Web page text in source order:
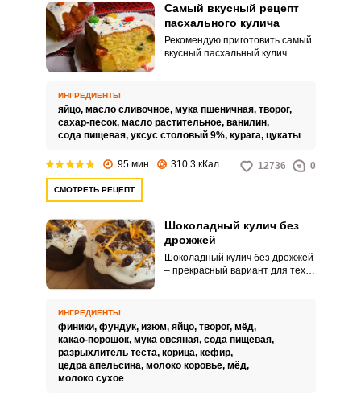
Самый вкусный рецепт
пасхального кулича
Рекомендую приготовить самый
вкусный пасхальный кулич.
ИНГРЕДИЕНТЫ
яйцо, масло сливочное, мука пшеничная, творог,
сахар-песок, масло растительное, ванилин,
сода пищевая, уксус столовый 9%, курага, цукаты
95 мин 310.3 кКал 12736 0
СМОТРЕТЬ РЕЦЕПТ
Шоколадный кулич без
дрожжей
Шоколадный кулич без дрожжей
– прекрасный вариант для тех,
Такой ингредиент как шоколад
придаст куличу не только
необычный внешний вид, но и
приятный аромат.
ИНГРЕДИЕНТЫ
финики, фундук, изюм, яйцо, творог, мёд,
какао-порошок, мука овсяная, сода пищевая,
разрыхлитель теста, корица, кефир,
цедра апельсина, молоко коровье, мёд,
молоко сухое